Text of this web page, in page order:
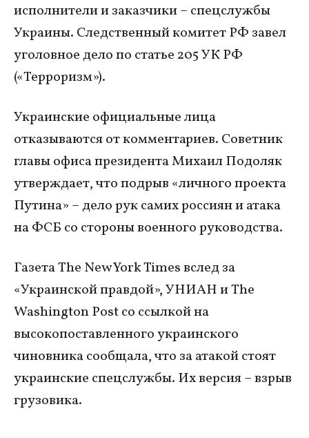
исполнители и заказчики – спецслужбы
Украины. Следственный комитет РФ завел
уголовное дело по статье 205 УК РФ
(«Терроризм»).
Украинские официальные лица
отказываются от комментариев. Советник
главы офиса президента Михаил Подоляк
утверждает, что подрыв «личного проекта
Путина» – дело рук самих россиян и атака
на ФСБ со стороны военного руководства.
Газета The New York Times вслед за
«Украинской правдой», УНИАН и The
Washington Post со ссылкой на
высокопоставленного украинского
чиновника сообщала, что за атакой стоят
украинские спецслужбы. Их версия – взрыв
грузовика.